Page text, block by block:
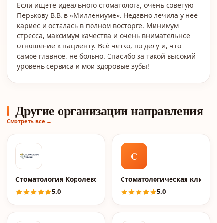
Если ищете идеального стоматолога, очень советую
Перькову В.В. в «Миллениуме». Недавно лечила у неё
кариес и осталась в полном восторге. Минимум
стресса, максимум качества и очень внимательное
отношение к пациенту. Всё четко, по делу и, что
самое главное, не больно. Спасибо за такой высокий
уровень сервиса и мои здоровые зубы!
Другие организации направления
Смотреть все →
Стоматология Королевство Улыбок
5.0
C
Cтоматологическая
5.0